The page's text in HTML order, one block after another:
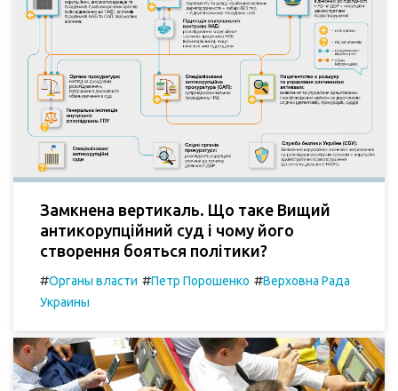
Замкнена вертикаль. Що таке Вищий
антикорупційний суд і чому його
створення бояться політики?
#Органы власти #Петр Порошенко #Верховна Рада
Украины